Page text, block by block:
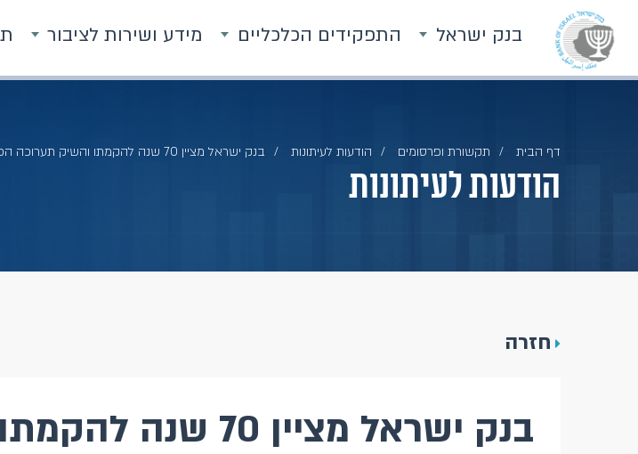
בנק ישראל התפקידים הכלכליים מידע ושירות לציבור
דף הבית תקשורת ופרסומים הודעות לעיתונות בנק ישראל מציין 70 שנה להקמתו והשיק תערוכה הפתוחה לציבור הרחב ומגוללת את סיפורו של השקל הישראלי
הודעות לעיתונות
חזרה
בנק ישראל מציין